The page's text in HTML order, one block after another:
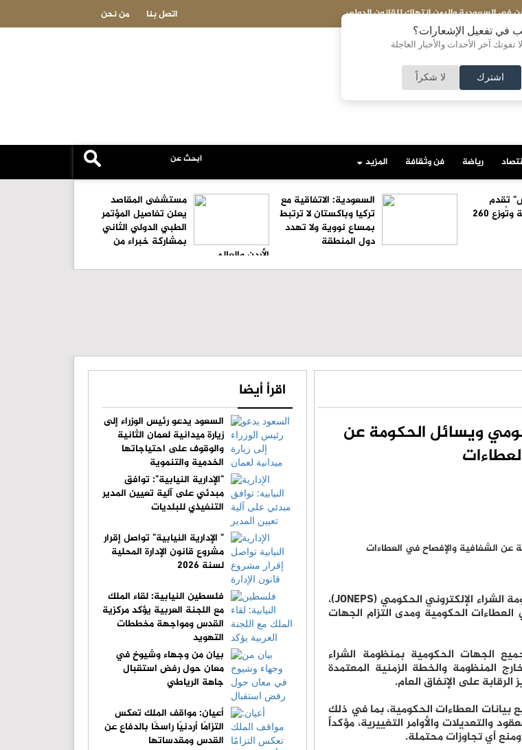
في تفعيل الإشعارات؟
تفوتك آخر الأحداث والأخبار العاجلة
اشترك لا شكراً
"زراعة جرش" تُقدم 1368 خدمة وتُوزع 260 ألف شتلة السعودية: الاتفاقية مع تركيا
من نحن اتصل بنا
رياضة فن وثقافة المزيد
تُقدم
1368 خدمة وتُوزع 260
السعودية: الاتفاقية مع
تركيا وباكستان لا ترتبط
بمساع نووية ولا تهدد
دول المنطقة
مستشفى المقاصد
يعلن تفاصيل المؤتمر
الطبي الدولي الثاني
بمشاركة خبراء من
الأردن والعالم
ويسائل الحكومة عن
وجّه النائب حامد الرحامنة سؤالاً نيابياً إلى رئيس الوزراء حول منظومة الشراء الإلكتروني الحكومي (JONEPS)،
الحكومية ومدى التزام الجهات
الجهات الحكومية بمنظومة الشراء
المنظومة والخطة الزمنية المعتمدة
على الإنفاق العام.
بيانات العطاءات الحكومية، بما في ذلك
والتعديلات والأوامر التغييرية، مؤكداً
أي تجاوزات محتملة.
اقرأ أيضا
السعود يدعو رئيس الوزراء إلى
زيارة ميدانية لعمان الثانية
والوقوف على احتياجاتها
الخدمية والتنموية
"الإدارية النيابية": توافق
مبدئي على آلية تعيين المدير
التنفيذي للبلديات
" الإدارية النيابية" تواصل إقرار
مشروع قانون الإدارة المحلية
لسنة 2026
فلسطين النيابية: لقاء الملك
مع اللجنة العربية يؤكد مركزية
القدس ومواجهة مخططات
التهويد
بيان من وجهاء وشيوخ في
معان حول رفض استقبال
جاهة الرياطي
أعيان: مواقف الملك تعكس
التزامًا أردنيًا راسخًا بالدفاع عن
القدس ومقدساتها